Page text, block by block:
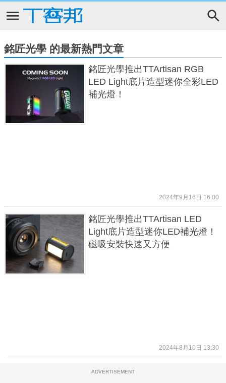
銘匠光學 的最新熱門文章
銘匠光學推出TTArtisan RGB
LED Light底片造型迷你全彩LED
補光燈！
2024年9月16日 16:00
銘匠光學推出TTArtisan LED
Light底片造型迷你LED補光燈！
磁吸安裝快速又方便
2024年8月10日 13:30
ADVERTISEMENT